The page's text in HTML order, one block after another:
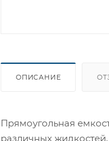
ОПИСАНИЕ
Прямоугольная
различных